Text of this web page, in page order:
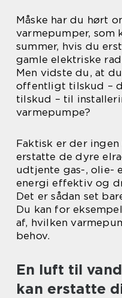
Måske har du hørt
varmepumper, som
summer, hvis du
gamle elektriske
Men vidste du, at
offentligt tilskud –
tilskud – til
varmepumpe?
Faktisk er der
erstatte de dyre
udtjente gas-, olie-
energi effektiv og
Det er sådan set
Du kan for
af, hvilken
behov.
En luft til
kan erstatte